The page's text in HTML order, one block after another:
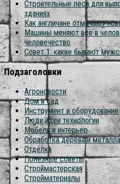
Строительные леса для
зданиях
Как англичане отмечают
Машины меняют всё в
человечество
Совет 1: какие бывают
Подзаголовки
Агроновости
Дом и сад
Инструмент и оборудование
Люди идеи технологии
Мебель и интерьер
Обработка дерева и металла
Отделка
Полезные советы
Строймастерская
Стройматериалы